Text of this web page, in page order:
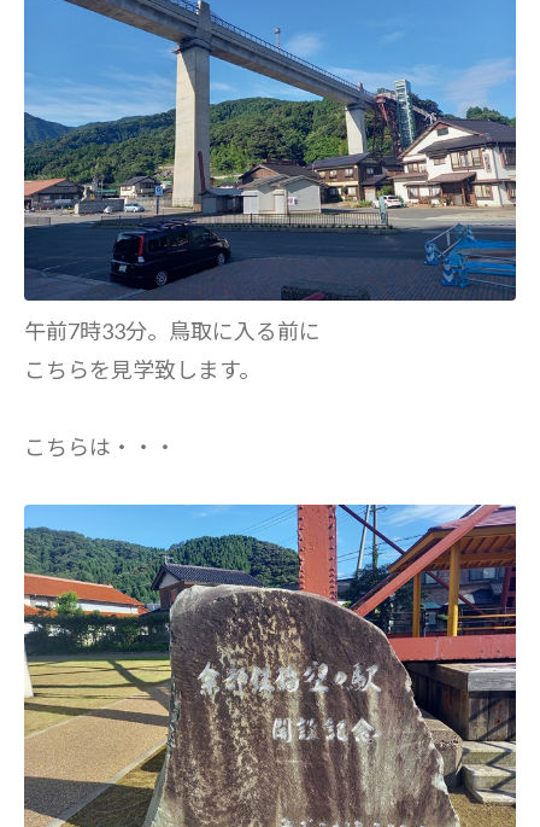
午前7時33分。鳥取に入る前に
こちらを見学致します。
こちらは・・・